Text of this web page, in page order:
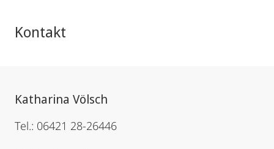
Kontakt
Katharina Völsch
Tel.: 06421 28-26446